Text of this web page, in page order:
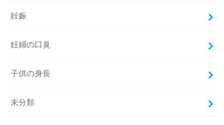
妊娠
妊婦の口臭
子供の身長
未分類